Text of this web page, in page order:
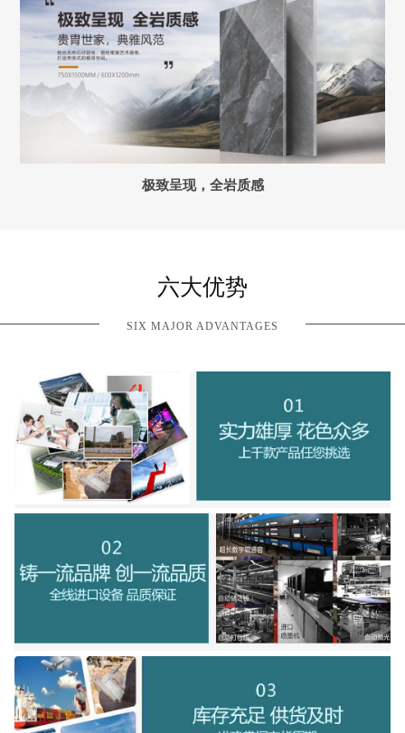
极致呈现，全岩质感
六大优势
SIX MAJOR ADVANTAGES